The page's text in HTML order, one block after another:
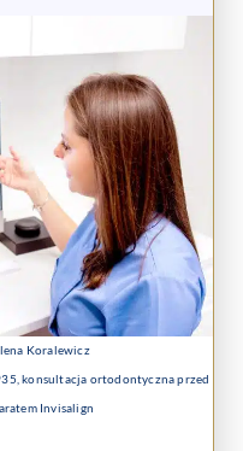
Koralewicz
konsultacja ortodontyczna przed
Invisalign